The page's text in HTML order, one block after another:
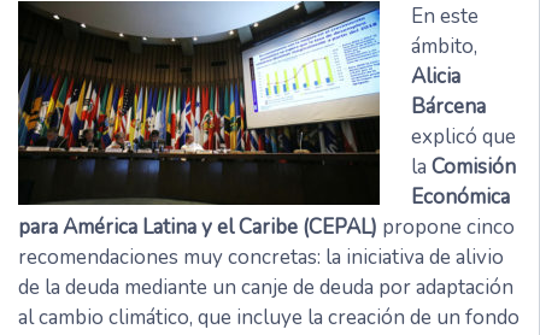
En este
ámbito,
Alicia
Bárcena
explicó que
la Comisión
Económica
para América Latina y el Caribe (CEPAL) propone cinco
recomendaciones muy concretas: la iniciativa de alivio
de la deuda mediante un canje de deuda por adaptación
al cambio climático, que incluye la creación de un fondo